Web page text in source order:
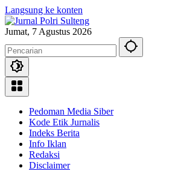
Langsung ke konten
Jumat, 7 Agustus 2026
Pedoman Media Siber
Kode Etik Jurnalis
Indeks Berita
Info Iklan
Redaksi
Disclaimer